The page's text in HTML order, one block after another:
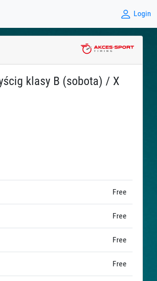
Login
klasy B (sobota) / X
Free
Free
Free
Free